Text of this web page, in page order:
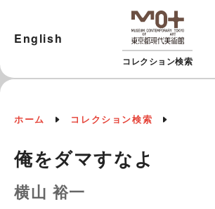
コレクション検索
English
ホーム コレクション検索
俺をダマすなよ
横山 裕一